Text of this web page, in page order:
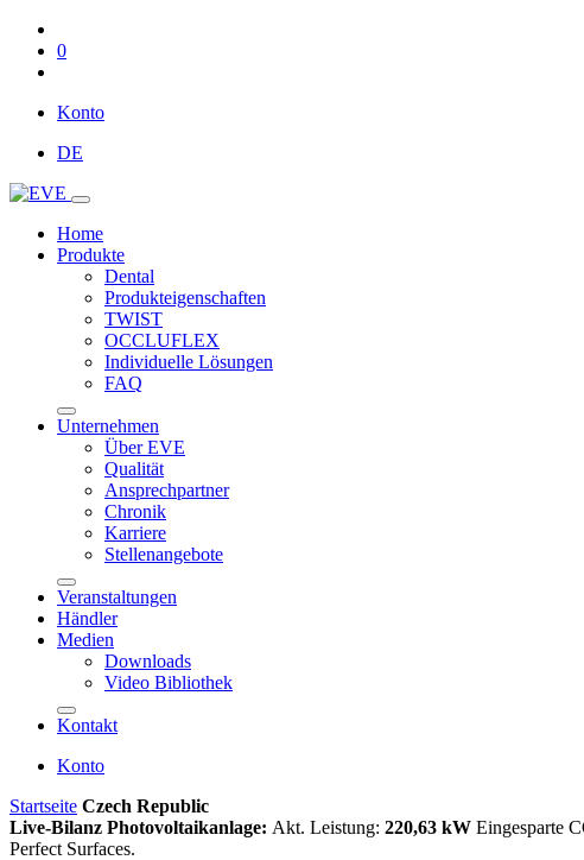
0
Konto
DE
Home
Produkte
Dental
Produkteigenschaften
TWIST
OCCLUFLEX
Individuelle Lösungen
FAQ
Unternehmen
Über EVE
Qualität
Ansprechpartner
Chronik
Karriere
Stellenangebote
Veranstaltungen
Händler
Medien
Downloads
Video Bibliothek
Kontakt
Konto
Startseite Czech Republic
Live-Bilanz Photovoltaikanlage: Akt. Leistung: 220,63 kW Eingesparte
Perfect Surfaces.